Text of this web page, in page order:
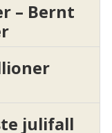
– Bernt
julifall